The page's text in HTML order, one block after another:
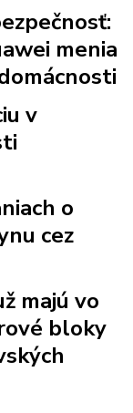
menia
v
o
cez
majú vo
bloky